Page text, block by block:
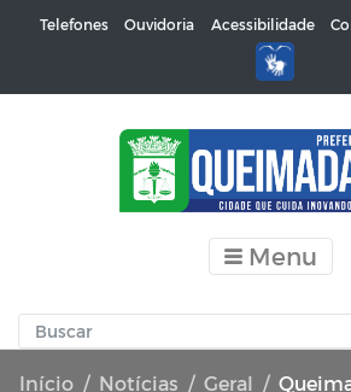
Telefones Ouvidoria Acessibilidade
Menu
Início Notícias Geral Queimadas-PB conquista